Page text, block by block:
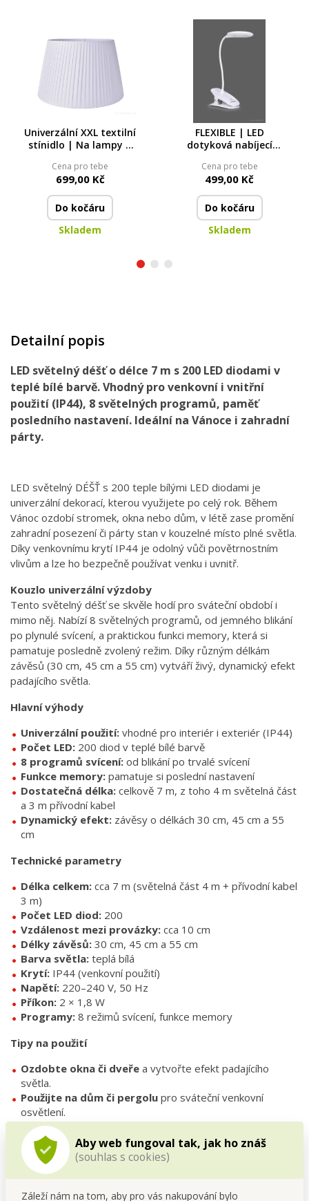
Aby web fungoval tak, jak ho znáš
(souhlas s cookies)
Záleží nám na tom, aby pro vás nakupování bylo
Univerzální XXL textilní
stínidlo | Na lampy a
Cena pro tebe
699,00 Kč
Do kočáru
Skladem
FLEXIBLE | LED
dotyková nabíjecí
světla
Cena pro tebe
499,00 Kč
Do kočáru
Skladem
Detailní popis
LED světelný déšť o délce 7 m s 200 LED diodami v
teplé bílé barvě. Vhodný pro venkovní i vnitřní
použití (IP44), 8 světelných programů, paměť
posledního nastavení. Ideální na Vánoce i zahradní
párty.
LED světelný DÉŠŤ s 200 teple bílými LED diodami je
univerzální dekorací, kterou využijete po celý rok. Během
Vánoc ozdobí stromek, okna nebo dům, v létě zase promění
zahradní posezení či párty stan v kouzelné místo plné světla.
Díky venkovnímu krytí IP44 je odolný vůči povětrnostním
vlivům a lze ho bezpečně používat venku i uvnitř.
Kouzlo univerzální výzdoby
Tento světelný déšť se skvěle hodí pro sváteční období i
mimo něj. Nabízí 8 světelných programů, od jemného blikání
po plynulé svícení, a praktickou funkci memory, která si
pamatuje posledně zvolený režim. Díky různým délkám
závěsů (30 cm, 45 cm a 55 cm) vytváří živý, dynamický efekt
padajícího světla.
Hlavní výhody
Univerzální použití: vhodné pro interiér i exteriér (IP44)
Počet LED: 200 diod v teplé bílé barvě
8 programů svícení: od blikání po trvalé svícení
Funkce memory: pamatuje si poslední nastavení
Dostatečná délka: celkově 7 m, z toho 4 m světelná část
a 3 m přívodní kabel
Dynamický efekt: závěsy o délkách 30 cm, 45 cm a 55
cm
Technické parametry
Délka celkem: cca 7 m (světelná část 4 m + přívodní kabel
3 m)
Počet LED diod: 200
Vzdálenost mezi provázky: cca 10 cm
Délky závěsů: 30 cm, 45 cm a 55 cm
Barva světla: teplá bílá
Krytí: IP44 (venkovní použití)
Napětí: 220–240 V, 50 Hz
Příkon: 2 × 1,8 W
Programy: 8 režimů svícení, funkce memory
Tipy na použití
Ozdobte okna či dveře a vytvořte efekt padajícího
světla.
Použijte na dům či pergolu pro sváteční venkovní
osvětlení.
Vyzdobte zahradní stan nebo altán
Zkombinujte s jinými LED řetězypro ještě bohatší
efekt.
FAQ – časté dotazy
Mohu světelný déšť používat venku?